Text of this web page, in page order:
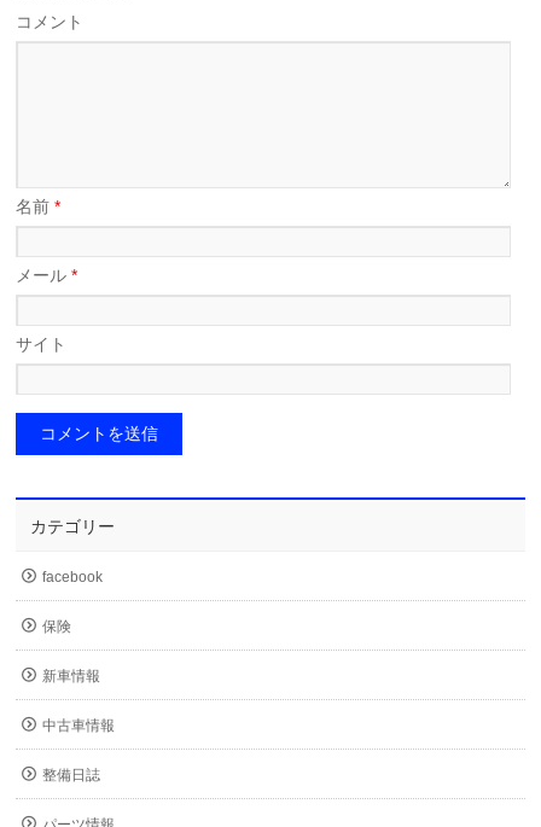
コメント
名前*
メール*
サイト
カテゴリー
facebook
保険
新車情報
中古車情報
整備日誌